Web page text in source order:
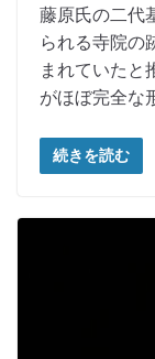
藤原氏の二代
られる寺院の
まれていたと
がほぼ完全な
続きを読む